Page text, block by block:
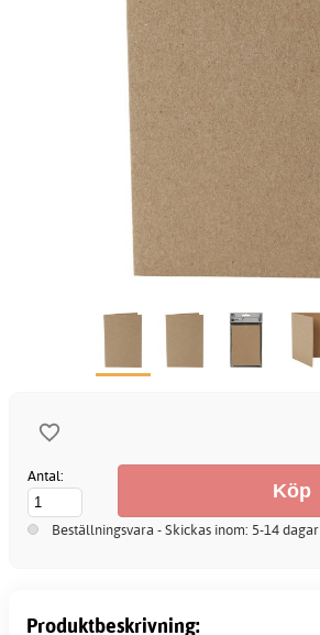
Antal:
Beställningsvara - Skickas inom: 5-14 dagar
Produktbeskrivning: